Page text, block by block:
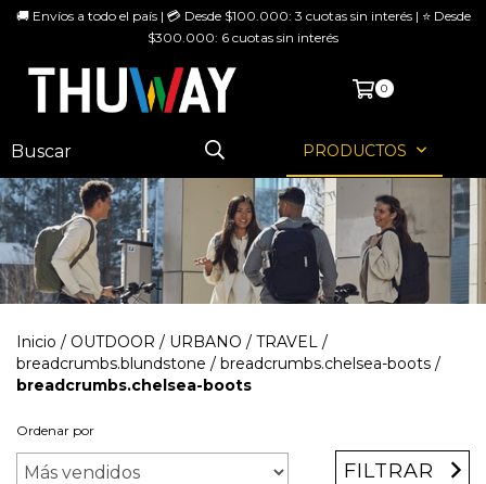
🚚 Envíos a todo el país | 💳 Desde $100.000: 3 cuotas sin interés | ⭐ Desde
$300.000: 6 cuotas sin interés
0
PRODUCTOS
Inicio / OUTDOOR / URBANO / TRAVEL /
breadcrumbs.blundstone / breadcrumbs.chelsea-boots /
breadcrumbs.chelsea-boots
Ordenar por
FILTRAR